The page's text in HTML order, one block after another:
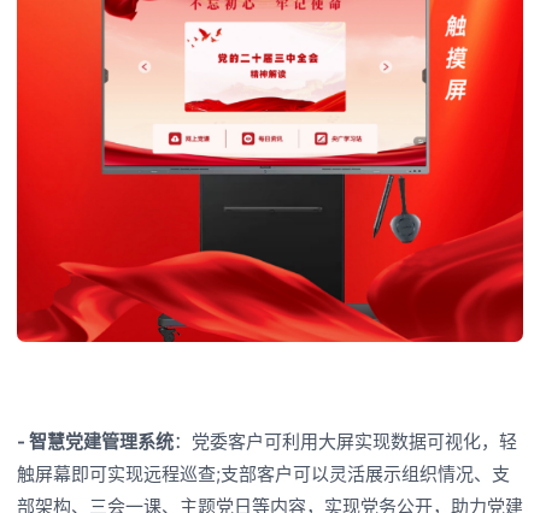
- 智慧党建管理系统：党委客户可利用大屏实现数据可视化，轻
触屏幕即可实现远程巡查;支部客户可以灵活展示组织情况、支
部架构、三会一课、主题党日等内容，实现党务公开，助力党建